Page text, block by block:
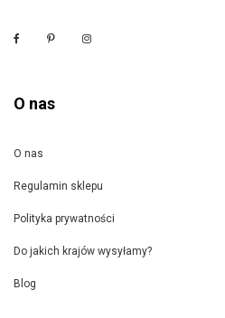
O nas
O nas
Regulamin sklepu
Polityka prywatności
Do jakich krajów wysyłamy?
Blog